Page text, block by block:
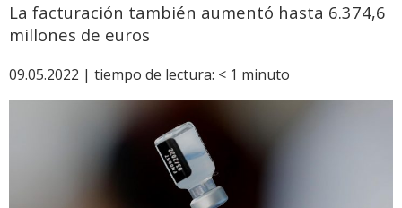
La facturación también aumentó hasta 6.374,6
millones de euros
09.05.2022 | tiempo de lectura: < 1 minuto